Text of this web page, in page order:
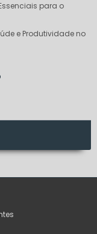
para o
e Produtividade no
Transforme sua